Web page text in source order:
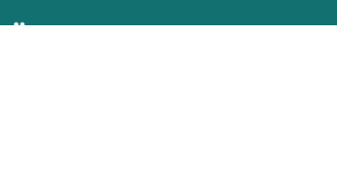
Öffnungszeiten Rathaus